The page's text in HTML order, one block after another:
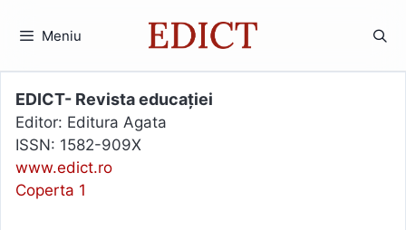
Meniu
EDICT- Revista educației
Editor: Editura Agata
ISSN: 1582-909X
www.edict.ro
Coperta 1